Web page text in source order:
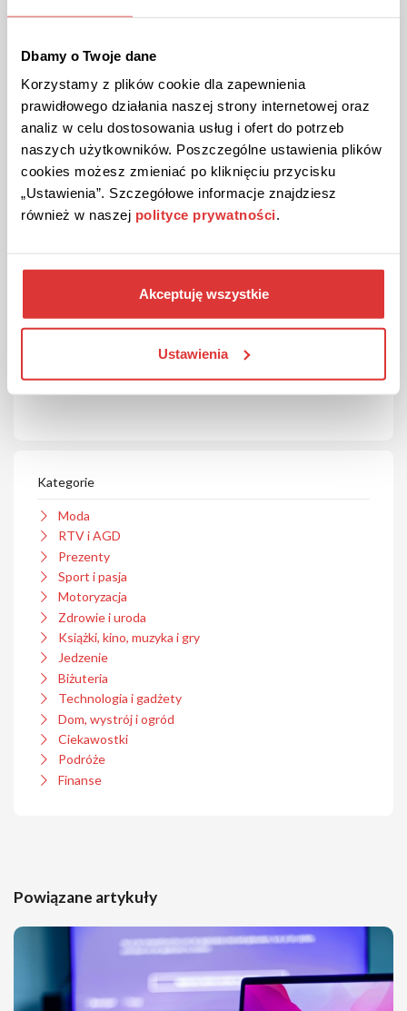
Dbamy o Twoje dane
Korzystamy z plików cookie dla zapewnienia
prawidłowego działania naszej strony internetowej oraz
analiz w celu dostosowania usług i ofert do potrzeb
naszych użytkowników. Poszczególne ustawienia plików
cookies możesz zmieniać po kliknięciu przycisku
„Ustawienia”. Szczegółowe informacje znajdziesz
również w naszej polityce prywatności.
Akceptuję wszystkie
Ustawienia
Promocje Audioteka
Należysz do osób, które są otwarte na
nowości, a jednocześnie z entuzjazmem
korzystają z różnego rodzaju akcji
promocyjnych? Jeśli tak, to koniecznie
regularnie zaglądaj do profilu Audioteki w
serwisie Rabatio.com. Znajdziesz tu
informacje o najciekawszych ofertach,
gorących nowościach, a także dowiesz się
Audioteki zapłacić mniej.
promocyjne w Audioteka:
Audioteka
Kategorie
Moda
RTV i AGD
Prezenty
Sport i pasja
Motoryzacja
Zdrowie i uroda
Książki, kino, muzyka i gry
Jedzenie
Biżuteria
Technologia i gadżety
Dom, wystrój i ogród
Ciekawostki
Podróże
Finanse
Powiązane artykuły